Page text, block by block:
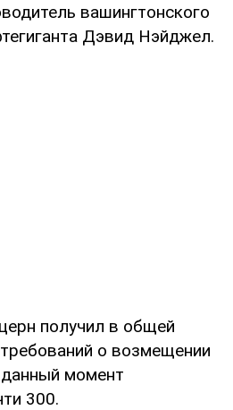
вашингтонского
Дэвид Нэйджел.
получил в общей
о возмещении
момент
300.